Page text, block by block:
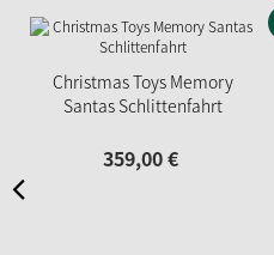
Christmas Toys Memory
Santas Schlittenfahrt
359,00€